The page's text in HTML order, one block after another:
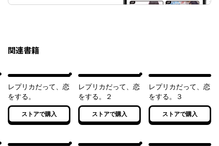
関連書籍
レプリカだって、恋
をする。
ストアで購入
レプリカだって、恋
をする。２
ストアで購入
レプリカだって、恋
をする。３
ストアで購入